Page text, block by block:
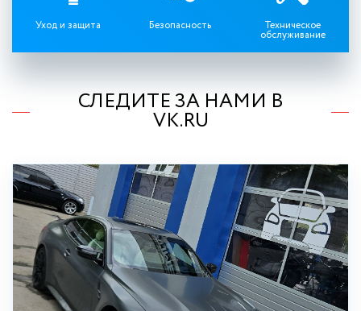
Уход и защита Безопасность Техническое
обслуживание
СЛЕДИТЕ ЗА НАМИ В
VK.RU